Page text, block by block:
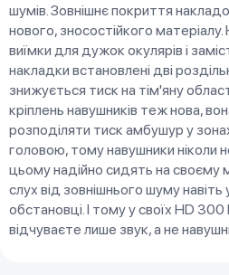
шумів. Зовнішнє покриття
нового, зносостійкого
виїмки для дужок окулярів і
накладки встановлені дві
знижується тиск на тім'яну
кріплень навушників теж нова,
розподіляти тиск амбушур у
головою, тому навушники ніколи
цьому надійно сидять на своєму
слух від зовнішнього шуму навіть
обстановці. І тому у своїх HD 300
відчуваєте лише звук, а не